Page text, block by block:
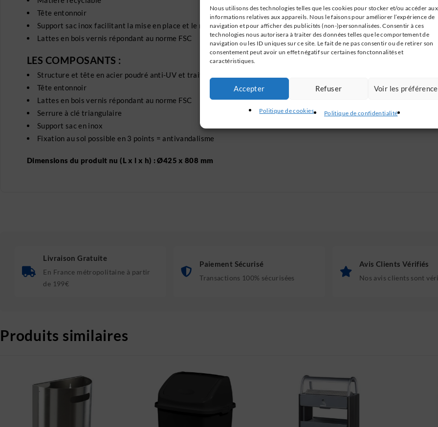
Nous utilisons des technologies telles que les cookies pour stocker et/ou accéder aux
informations relatives aux appareils. Nous le faisons pour améliorer l’expérience de
navigation et pour afficher des publicités (non-)personnalisées. Consentir à ces
technologies nous autorisera à traiter des données telles que le comportement de
navigation ou les ID uniques sur ce site. Le fait de ne pas consentir ou de retirer son
consentement peut avoir un effet négatif sur certaines fonctonnalités et
caractéristiques.
Accepter Refuser Voir les
Politique de cookies Politique de confidentialité
Tête entonnoir
Support sac inox facilitant la mise en place et le retrait du sac
Lattes en bois vernis répondant au norme FSC
LES COMPOSANTS :
Structure et tête en acier poudré anti-UV et traité anticorrosion
Tête entonnoir
Lattes en bois vernis répondant au norme FSC
Serrure à clé triangulaire
Support sac en inox
Fixation au sol possible en 3 points = antivandalisme
Dimensions du produit nu (L x l x h) : Ø425 x 808 mm
Livraison Gratuite
En France métropolitaine à partir
de 199€
Paiement Sécurisé
Transactions 100% sécurisées
Avis Clients Vérifiés
Nos avis clients sont
Produits similaires